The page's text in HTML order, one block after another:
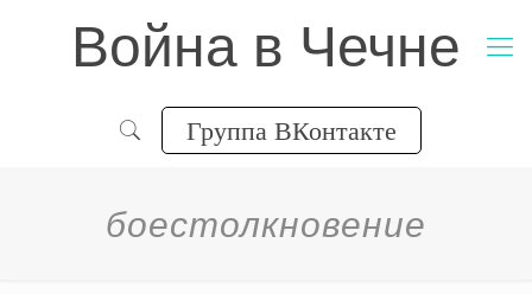
Война в Чечне
Группа ВКонтакте
боестолкновение